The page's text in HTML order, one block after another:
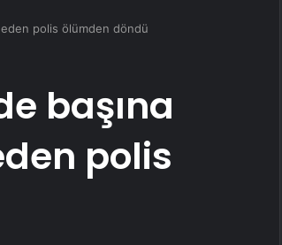
eden polis ölümden döndü
başına
polis